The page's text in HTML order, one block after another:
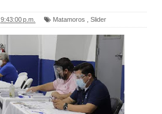
9:43:00 p.m. Matamoros Slider